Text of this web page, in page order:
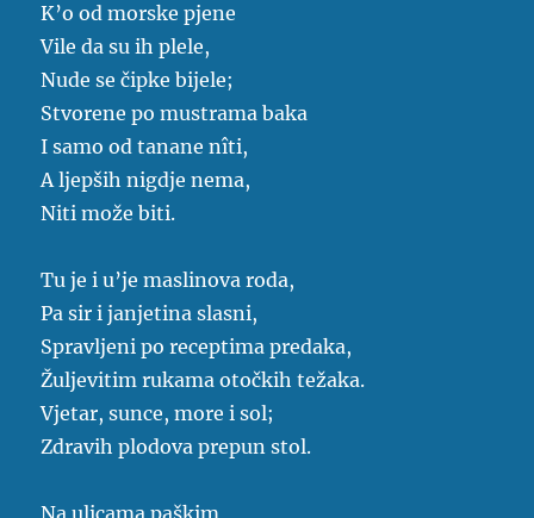
K’o od morske pjene
Vile da su ih plele,
Nude se čipke bijele;
Stvorene po mustrama baka
I samo od tanane nîti,
A ljepših nigdje nema,
Niti može biti.
Tu je i u’je maslinova roda,
Pa sir i janjetina slasni,
Spravljeni po receptima predaka,
Žuljevitim rukama otočkih težaka.
Vjetar, sunce, more i sol;
Zdravih plodova prepun stol.